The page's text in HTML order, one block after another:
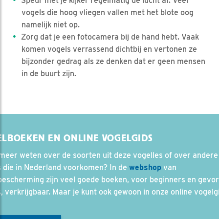
vogels die hoog vliegen vallen met het blote oog
namelijk niet op.
Zorg dat je een fotocamera bij de hand hebt. Vaak
komen vogels verrassend dichtbij en vertonen ze
bijzonder gedrag als ze denken dat er geen mensen
in de buurt zijn.
EN ONLINE VOGELGIDS
weten over de soorten uit deze vogelles of over andere
die in Nederland voorkomen? In de webshop van
zijn veel goede boeken, voor beginners en
verkrijgbaar. Maar je kunt ook gewoon in onze online